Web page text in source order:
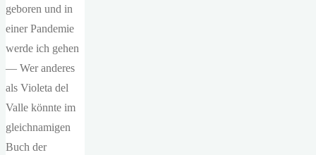
geboren und in
einer Pandemie
werde ich gehen
— Wer anderes
als Violeta del
Valle könnte im
gleichnamigen
Buch der